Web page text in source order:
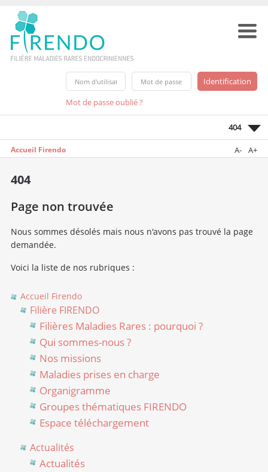
Mot de passe oublié ?
404
Accueil Firendo A- A+
404
Page non trouvée
Nous sommes désolés mais nous n'avons pas trouvé la page
demandée.
Voici la liste de nos rubriques :
Accueil Firendo
Filière FIRENDO
Filières Maladies Rares : pourquoi ?
Qui sommes-nous ?
Nos missions
Maladies prises en charge
Organigramme
Groupes thématiques FIRENDO
Espace téléchargement
Actualités
Actualités